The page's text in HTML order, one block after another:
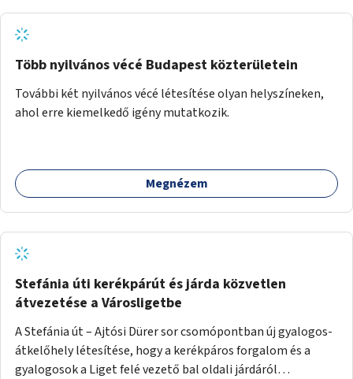
Több nyilvános vécé Budapest közterületein
További két nyilvános vécé létesítése olyan helyszíneken,
ahol erre kiemelkedő igény mutatkozik.
Megnézem
Stefánia úti kerékpárút és járda közvetlen
átvezetése a Városligetbe
A Stefánia út – Ajtósi Dürer sor csomópontban új gyalogos-
átkelőhely létesítése, hogy a kerékpáros forgalom és a
gyalogosok a Liget felé vezető bal oldali járdáról